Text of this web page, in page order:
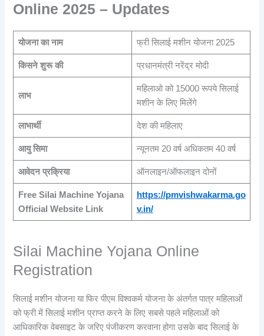
Online 2025 – Updates
योजना का नाम फ्री सिलाई मशीन योजना 2025
किसने शुरू की प्रधानमंत्री नरेंद्र मोदी
लाभ
महिलाओ को 15000 रूपये सिलाई
मशीन के लिए मिलेंगे
लाभार्थी देश की महिलाए
आयु सिमा न्यूनतम 20 वर्ष अधिकतम 40 वर्ष
आवेदन प्रक्रिया ऑनलाइन/ऑफलाइन दोनों
Free Silai Machine Yojana
Official Website Link
https://pmvishwakarma.go
v.in/
Silai Machine Yojana Online
Registration
सिलाई मशीन योजना या फिर पीएम विश्वकर्म योजना के अंतर्गत पात्र महिलाओं
को फ्री में सिलाई मशीन प्राप्त करने के लिए सबसे पहले महिलाओं को
आधिकारिक वेबसाइट के जरिए पंजीकरण करवाना होगा उसके बाद सिलाई के